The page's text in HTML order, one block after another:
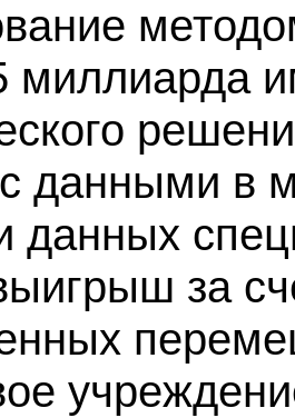
миллиарда
данными в
данных
за